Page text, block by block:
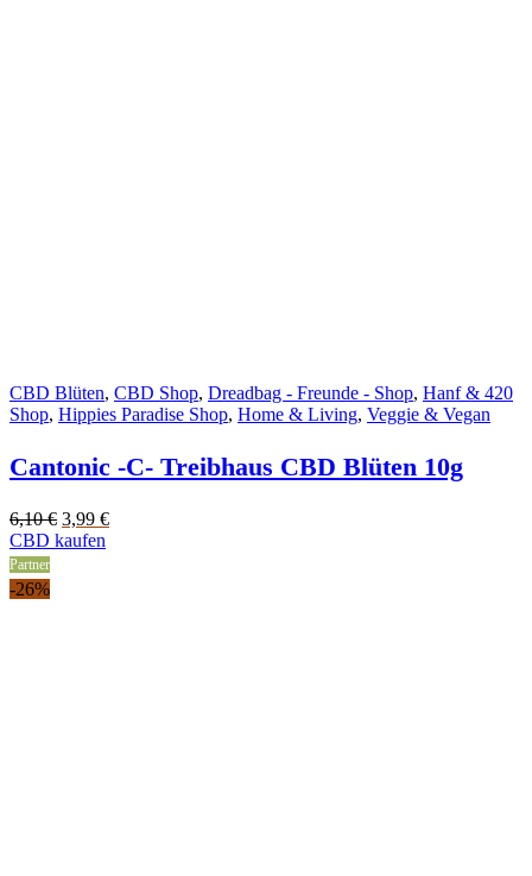
CBD Blüten, CBD Shop, Dreadbag - Freunde - Shop, Hanf & 420
Shop, Hippies Paradise Shop, Home & Living, Veggie & Vegan
Cantonic -C- Treibhaus CBD Blüten 10g
6,10€ Original
price
3,99 €Current
CBD kaufen
Partner
-26%